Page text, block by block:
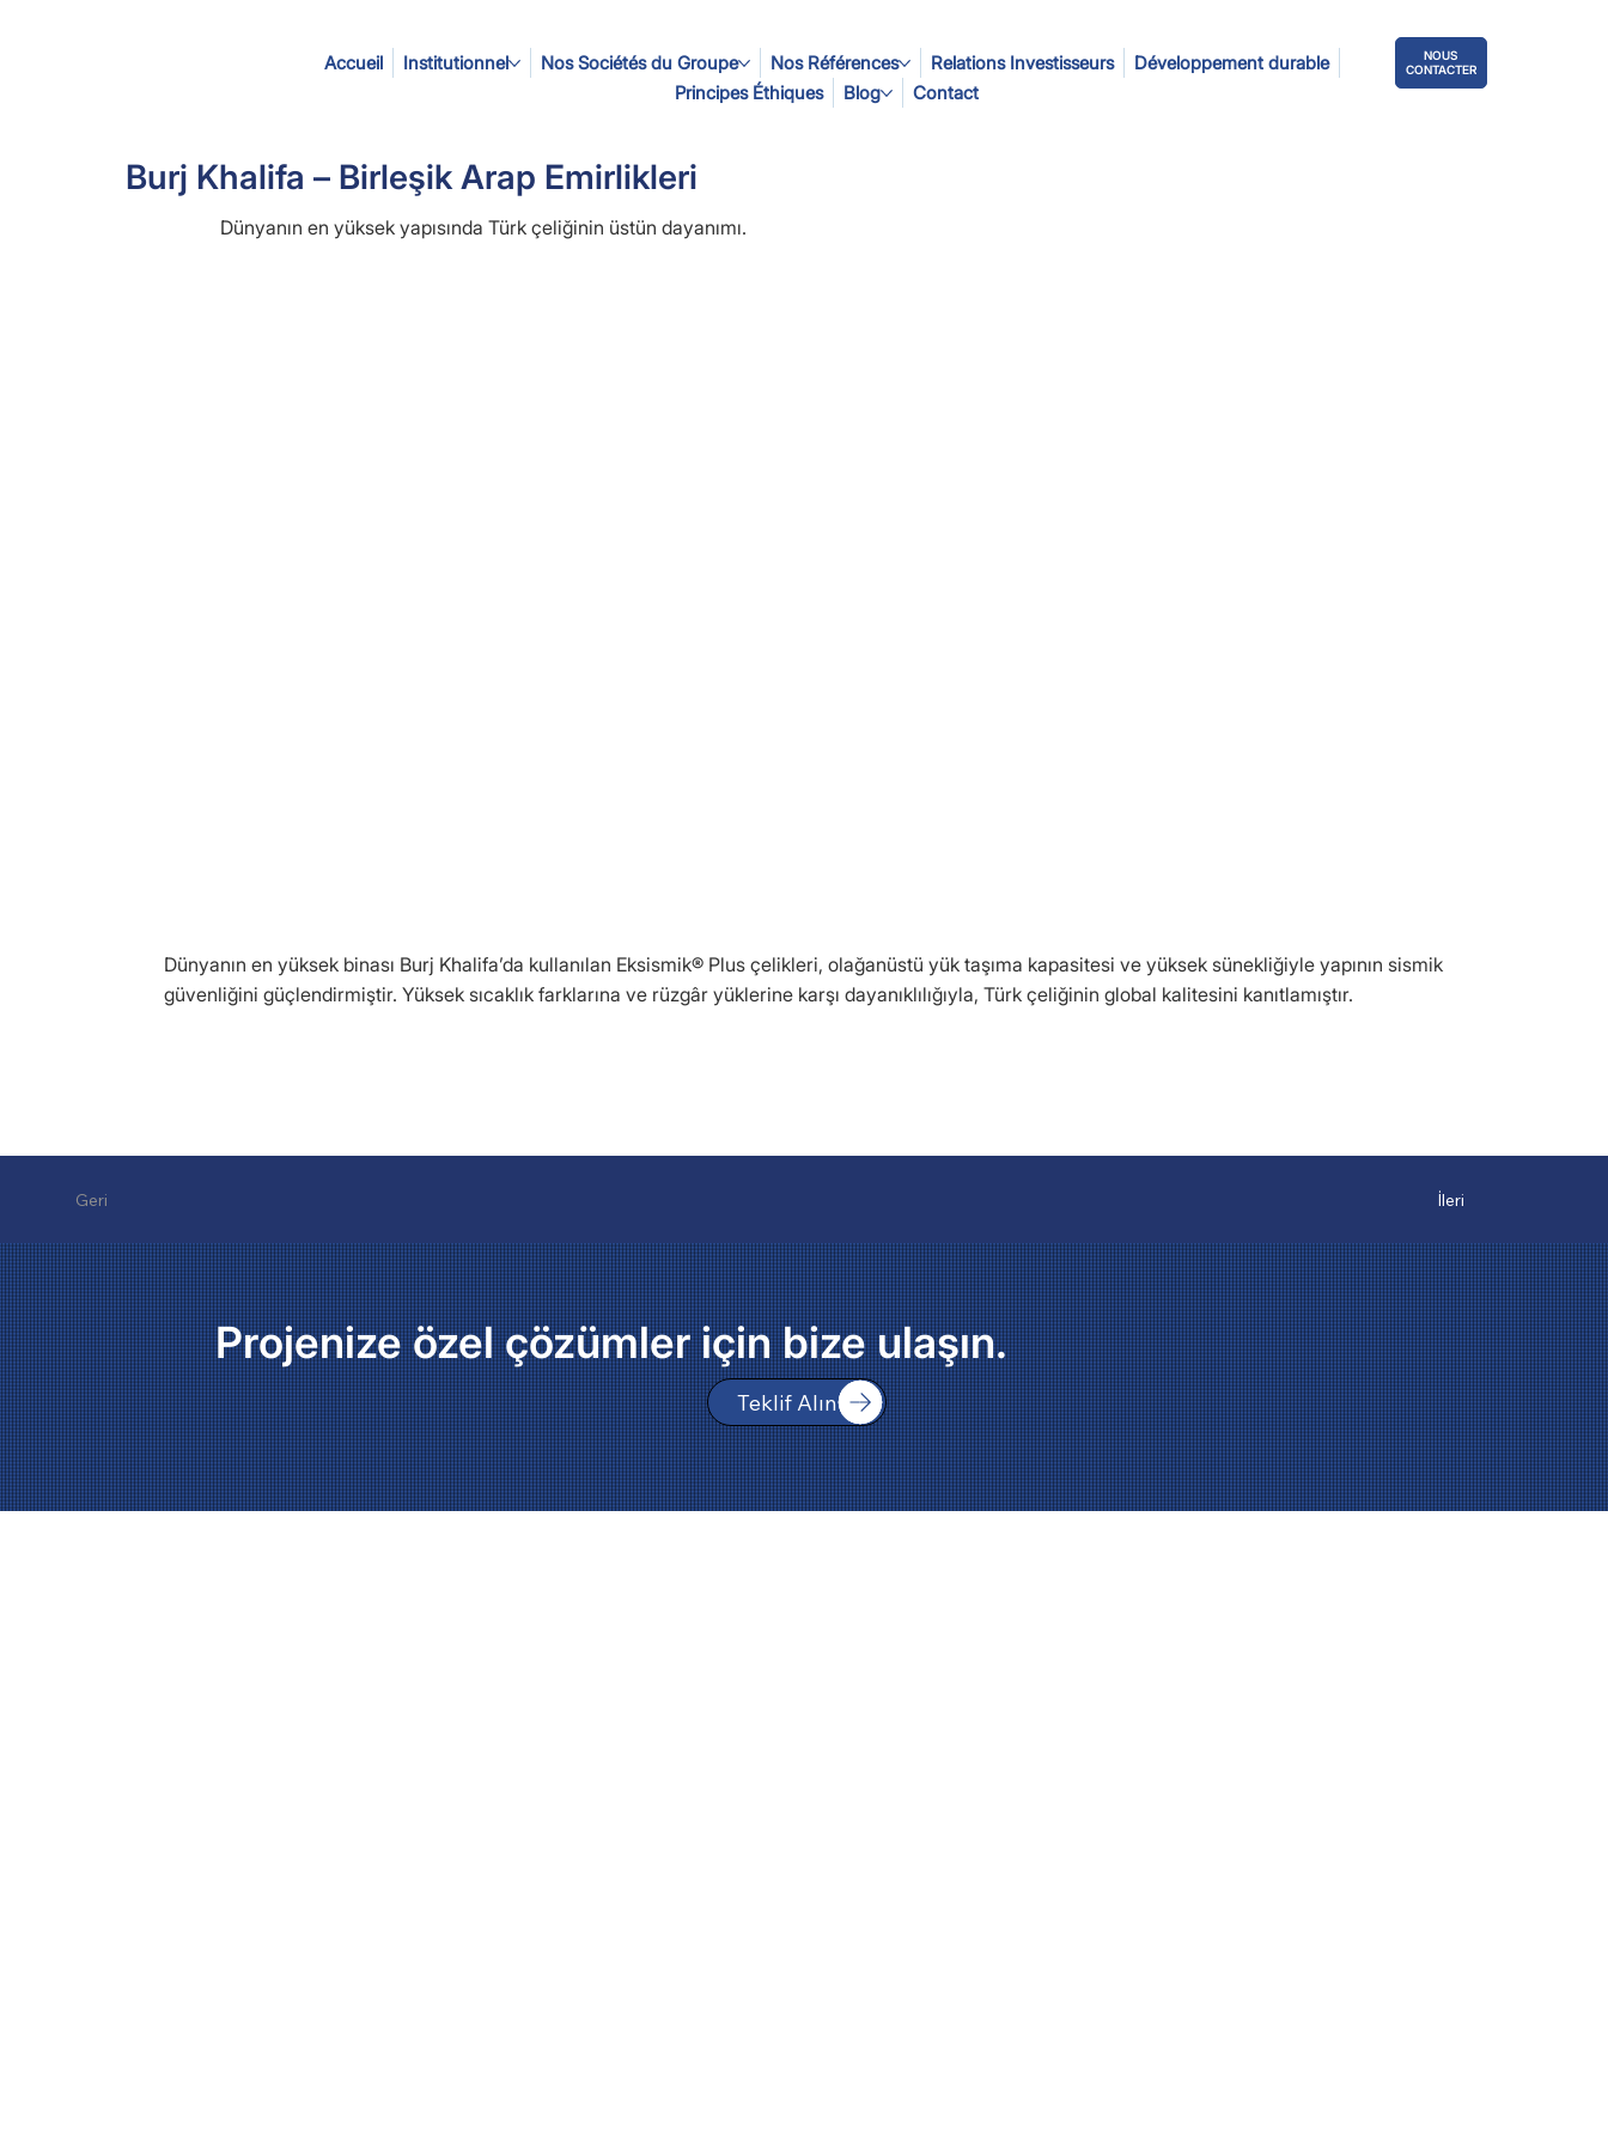
Accueil Institutionnel Nos Sociétés du Groupe Nos Références Relations Investisseurs
Développement durable
Principes Éthiques
Blog Contact
NOUS
CONTACTER
Burj Khalifa – Birleşik Arap Emirlikleri
Dünyanın en yüksek yapısında Türk çeliğinin üstün dayanımı.
Dünyanın en yüksek binası Burj Khalifa’da kullanılan Eksismik® Plus çelikleri, olağanüstü yük taşıma kapasitesi ve yüksek sünekliğiyle yapının sismik
güvenliğini güçlendirmiştir. Yüksek sıcaklık farklarına ve rüzgâr yüklerine karşı dayanıklılığıyla, Türk çeliğinin global kalitesini kanıtlamıştır.
İleri
Geri
Projenize özel çözümler için bize ulaşın.
Teklif Alın